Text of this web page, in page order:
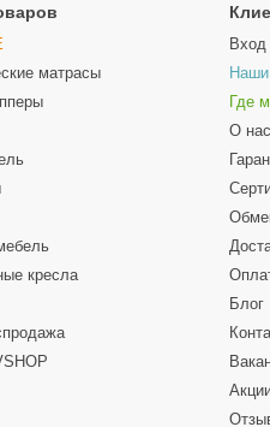
матрасы
кресла
Вход
Где
О нас
Блог